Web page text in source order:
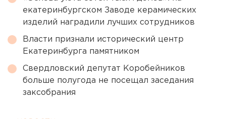
екатеринбургском Заводе керамических
изделий наградили лучших сотрудников
Власти признали исторический центр
Екатеринбурга памятником
Свердловский депутат Коробейников
больше полугода не посещал заседания
заксобрания